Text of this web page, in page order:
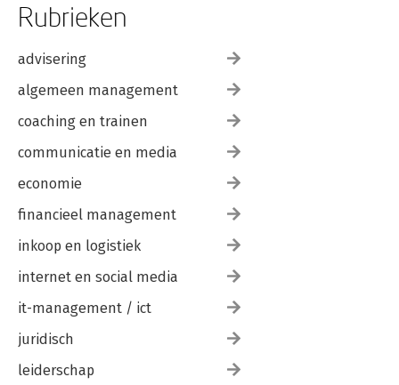
Rubrieken
advisering
algemeen management
coaching en trainen
communicatie en media
economie
financieel management
inkoop en logistiek
internet en social media
it-management / ict
juridisch
leiderschap